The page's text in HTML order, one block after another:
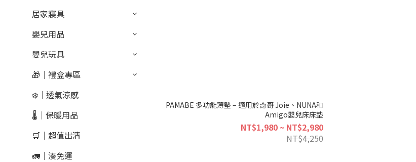
居家寢具
嬰兒用品
嬰兒玩具
🎁｜禮盒專區
❄️｜透氣涼感
🌡️｜保暖用品
🛒｜超值出清
🚛｜湊免運
PAMABE 多功能薄墊 – 適用於奇哥 Joie、NUNA和
Amigo嬰兒床床墊
NT$1,980 ~ NT$2,980
NT$4,250